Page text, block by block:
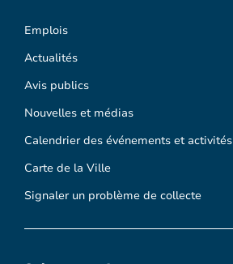
Emplois
Actualités
Avis publics
Nouvelles et médias
Calendrier des événements et activités
Carte de la Ville
Signaler un problème de collecte